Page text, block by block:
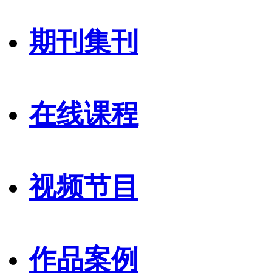
期刊集刊
在线课程
视频节目
作品案例